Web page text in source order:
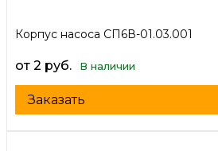
Корпус насоса СП6В-01.03.001
от 2 руб. В наличии
Заказать